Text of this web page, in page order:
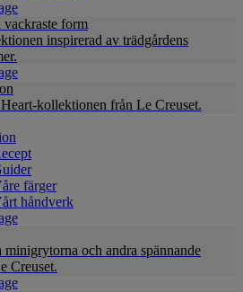
form
inspirerad av trädgårdens
kollektionen från Le Creuset.
färger
håndverk
minigrytorna och andra spännande
Creuset.